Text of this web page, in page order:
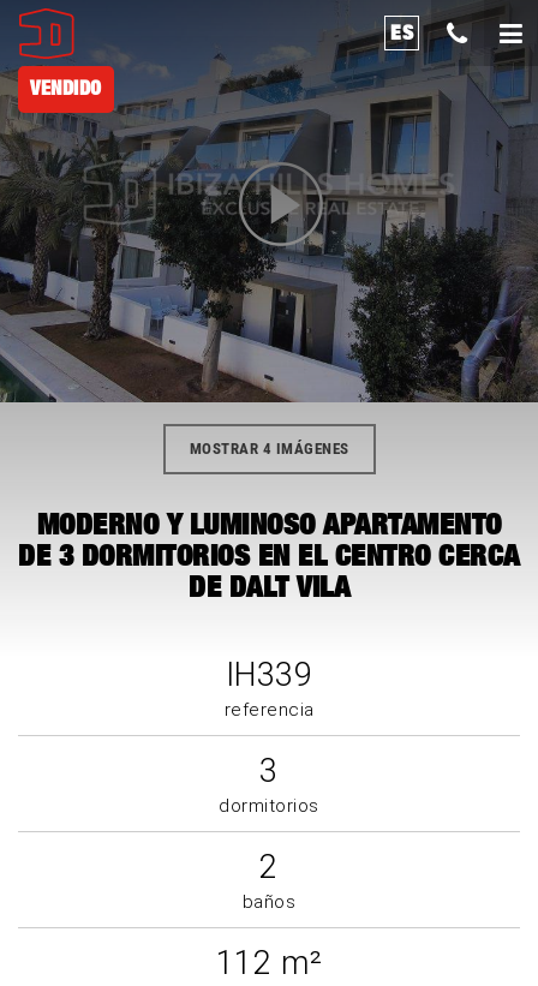
ES
MOSTRAR 4 IMÁGENES
VENDIDO
MODERNO Y LUMINOSO APARTAMENTO
DE 3 DORMITORIOS EN EL CENTRO CERCA
DE DALT VILA
IH339
referencia
3
dormitorios
2
baños
112 m²